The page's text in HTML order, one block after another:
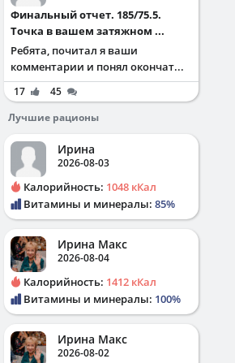
Финальный отчет. 185/75.5.
Точка в вашем затяжном ...
Ребята, почитал я ваши
комментарии и понял окончат...
17
45
Лучшие рационы
Ирина
2026-08-03
Калорийность: 1048 кКал
Витамины и минералы: 85%
Ирина Макс
2026-08-04
Калорийность: 1412 кКал
Витамины и минералы: 100%
Ирина Макс
2026-08-02